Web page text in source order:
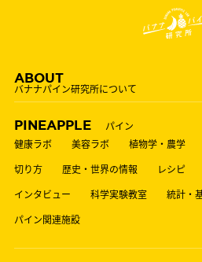
ABOUT
バナナパイン研究所について
PINEAPPLE
パイン
健康ラボ
美容ラボ 植物学・農学
切り方
歴史・世界の情報 レシピ
インタビュー
科学実験教室 統計・
パイン関連施設